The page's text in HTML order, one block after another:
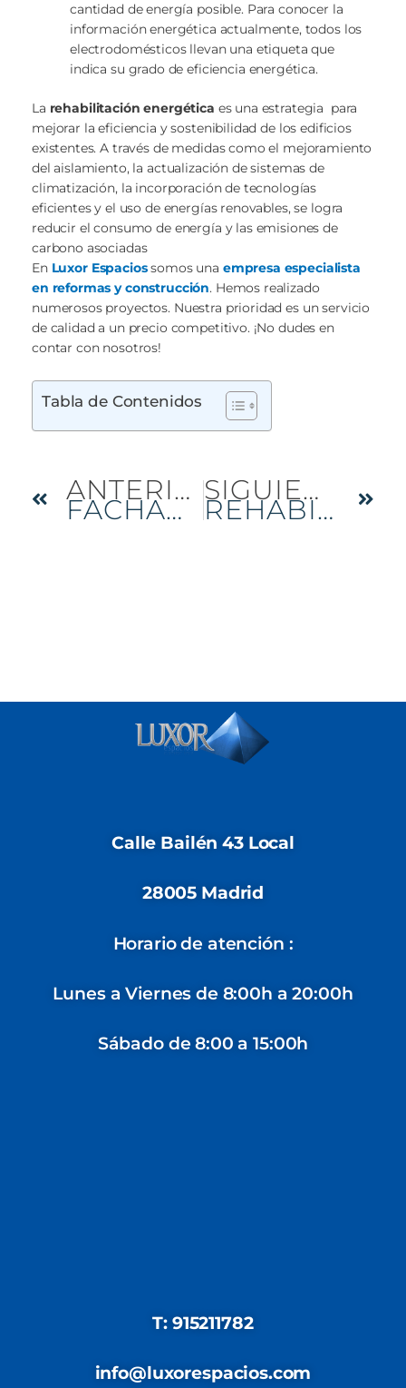
cantidad de energía posible. Para conocer la
información energética actualmente, todos los
electrodomésticos llevan una etiqueta que
indica su grado de eficiencia energética.
La rehabilitación energética es una estrategia para
mejorar la eficiencia y sostenibilidad de los edificios
existentes. A través de medidas como el mejoramiento
del aislamiento, la actualización de sistemas de
climatización, la incorporación de tecnologías
eficientes y el uso de energías renovables, se logra
reducir el consumo de energía y las emisiones de
carbono asociadas
En Luxor Espaciossomos una empresa especialista
en reformas y construcción. Hemos realizado
numerosos proyectos. Nuestra prioridad es un servicio
de calidad a un precio competitivo. ¡No dudes en
contar con nosotros!
Tabla de Contenidos
ANTERIOR
FACHADAS VENTILADAS: INNOVACIÓN EN ARQUITECTURA
SIGUIENTE
REHABILITACIÓN DE ESTRUCTURAS EN MADRID: UN VIAJE TRANSFORMADOR
Calle Bailén 43 Local
28005 Madrid
Horario de atención :
Lunes a Viernes de 8:00h a 20:00h
Sábado de 8:00 a 15:00h
T: 915211782
info@luxorespacios.com